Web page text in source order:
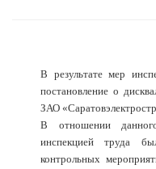
В результате мер
постановление о
ЗАО
В отношении данного
инспекцией труда
контрольных